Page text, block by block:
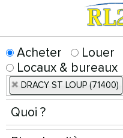
Acheter Louer
Locaux & bureaux
DRACY ST LOUP (71400)